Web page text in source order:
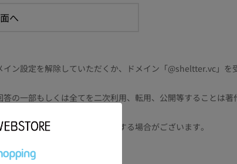
ン設定を解除していただくか、ドメイン「@sheltter.vc」を
の一部もしくは全てを二次利用、転用、公開等することは著
す。また内容により時間を要する場合がございます。